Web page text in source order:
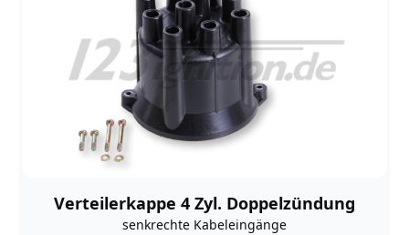
Verteilerkappe 4 Zyl. Doppelzündung
senkrechte Kabeleingänge